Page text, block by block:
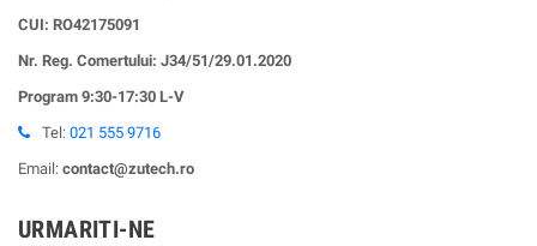
CUI: RO42175091
Nr. Reg. Comertului: J34/51/29.01.2020
Program 9:30-17:30 L-V
Tel: 021 555 9716
Email: contact@zutech.ro
URMARITI-NE